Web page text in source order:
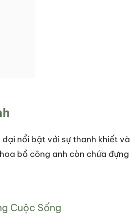
nổi bật với sự thanh khiết
bồ công anh còn chứa
Cuộc Sống